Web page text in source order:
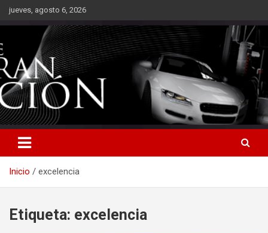
Saltarjueves, agosto 6, 2026
Inicio excelencia
Etiqueta: excelencia